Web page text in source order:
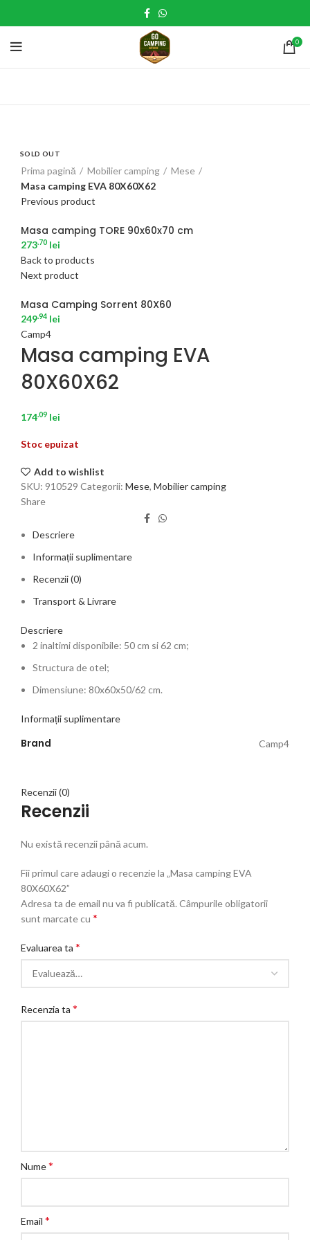
0
SOLD OUT
Click to enlarge
Prima pagină
Mobilier camping
Mese
Masa camping EVA 80X60X62
Previous product
Masa camping TORE 90x60x70 cm
273.70 lei
Back to products
Next product
Masa Camping Sorrent 80X60
249.94 lei
Camp4
Masa camping EVA
80X60X62
174.09 lei
Stoc epuizat
Add to wishlist
SKU: 910529 Categorii: Mese, Mobilier camping
Share
Descriere
Informații suplimentare
Recenzii (0)
Transport & Livrare
Descriere
2 inaltimi disponibile: 50 cm si 62 cm;
Structura de otel;
Dimensiune: 80x60x50/62 cm.
Informații suplimentare
Brand Camp4
Recenzii (0)
Recenzii
Nu există recenzii până acum.
Fii primul care adaugi o recenzie la „Masa camping EVA
80X60X62”
Adresa ta de email nu va fi publicată. Câmpurile obligatorii
sunt marcate cu *
Evaluarea ta *
Recenzia ta *
Nume*
Email *